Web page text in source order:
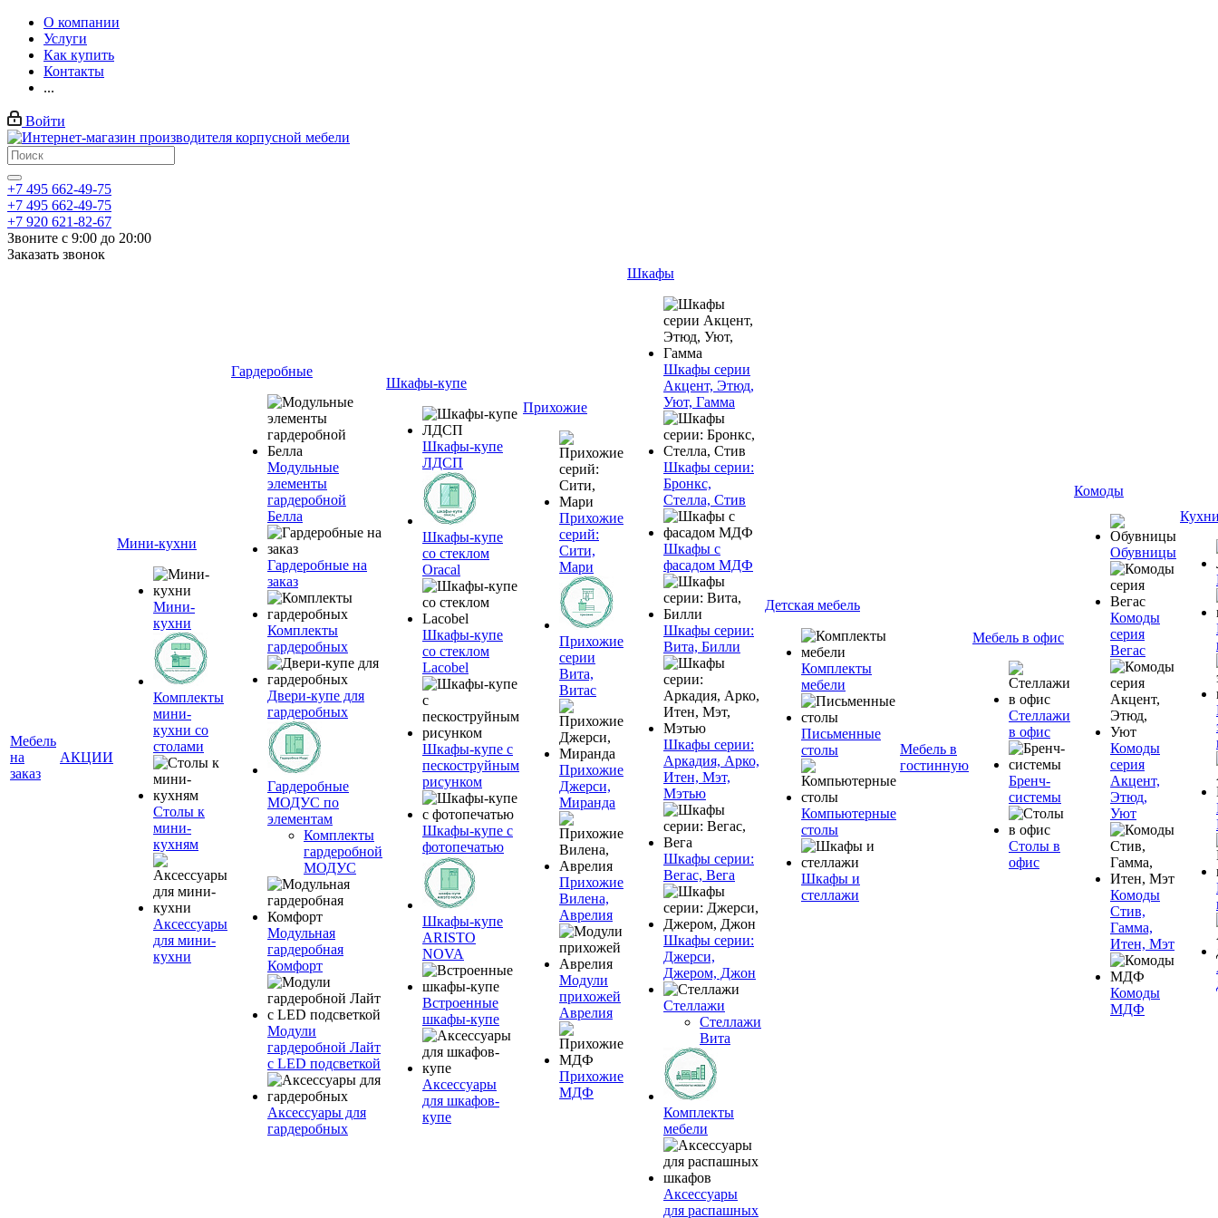
О компании
Услуги
Как купить
Контакты
...
Войти
+7 495 662-49-75
+7 495 662-49-75
+7 920 621-82-67
Звоните с 9:00 до 20:00
Заказать звонок
Мебель
на
заказ
АКЦИИ
Мини-кухни
Мини-
кухни
Комплекты
мини-
кухни со
столами
Столы к
мини-
кухням
Аксессуары
для мини-
кухни
Гардеробные
Модульные
элементы
гардеробной
Белла
Гардеробные на
заказ
Комплекты
гардеробных
Двери-купе для
гардеробных
Гардеробные
МОДУС по
элементам
Комплекты
гардеробной
МОДУС
Модульная
гардеробная
Комфорт
Модули
гардеробной Лайт
с LED подсветкой
Аксессуары для
гардеробных
Шкафы-купе
Шкафы-купе
ЛДСП
Шкафы-купе
со стеклом
Oracal
Шкафы-купе
со стеклом
Lacobel
Шкафы-купе с
пескоструйным
рисунком
Шкафы-купе с
фотопечатью
Шкафы-купе
ARISTO
NOVA
Встроенные
шкафы-купе
Аксессуары
для шкафов-
купе
Прихожие
Прихожие
серий:
Сити,
Мари
Прихожие
серии
Вита,
Витас
Прихожие
Джерси,
Миранда
Прихожие
Вилена,
Аврелия
Модули
прихожей
Аврелия
Прихожие
МДФ
Шкафы
Шкафы серии
Акцент, Этюд,
Уют, Гамма
Шкафы серии:
Бронкс,
Стелла, Стив
Шкафы с
фасадом МДФ
Шкафы серии:
Вита, Билли
Шкафы серии:
Аркадия, Арко,
Итен, Мэт,
Мэтью
Шкафы серии:
Вегас, Вега
Шкафы серии:
Джерси,
Джером, Джон
Стеллажи
Стеллажи
Вита
Комплекты
мебели
Аксессуары
для распашных
Детская мебель
Комплекты
мебели
Письменные
столы
Компьютерные
столы
Шкафы и
стеллажи
Мебель в
гостинную
Мебель в офис
Стеллажи
в офис
Бренч-
системы
Столы в
офис
Комоды
Обувницы
Комоды
серия
Вегас
Комоды
серия
Акцент,
Этюд,
Уют
Комоды
Стив,
Гамма,
Итен, Мэт
Комоды
МДФ